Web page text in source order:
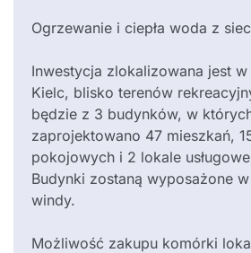
Ogrzewanie i ciepła woda z
Inwestycja zlokalizowana jest
Kielc, blisko terenów
będzie z 3 budynków, w
zaprojektowano 47 mieszkań,
pokojowych i 2 lokale
Budynki zostaną wyposażone
windy.
Możliwość zakupu komórki